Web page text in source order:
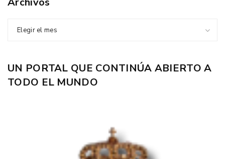
Elegir el mes
UN PORTAL QUE CONTINÚA ABIERTO A
TODO EL MUNDO